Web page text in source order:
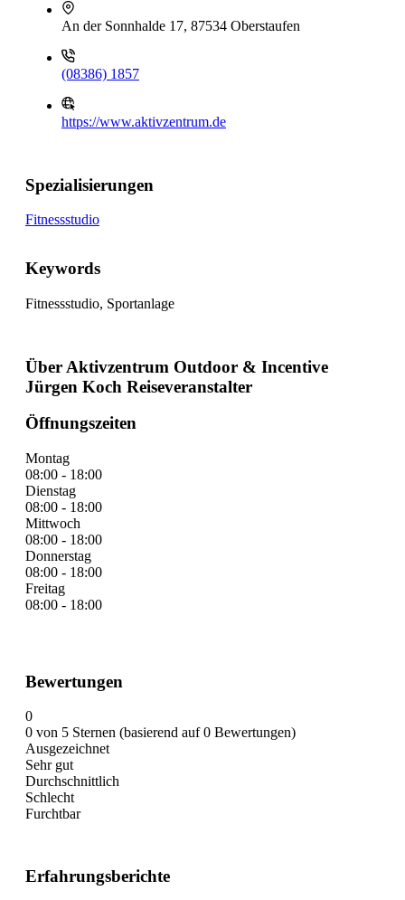
An der Sonnhalde 17, 87534 Oberstaufen
(08386) 1857
https://www.aktivzentrum.de
Spezialisierungen
Fitnessstudio
Keywords
Fitnessstudio, Sportanlage
Über Aktivzentrum Outdoor & Incentive
Jürgen Koch Reiseveranstalter
Öffnungszeiten
Montag
08:00 - 18:00
Dienstag
08:00 - 18:00
Mittwoch
08:00 - 18:00
Donnerstag
08:00 - 18:00
Freitag
08:00 - 18:00
Bewertungen
0
0 von 5 Sternen (basierend auf 0 Bewertungen)
Ausgezeichnet
Sehr gut
Durchschnittlich
Schlecht
Furchtbar
Erfahrungsberichte